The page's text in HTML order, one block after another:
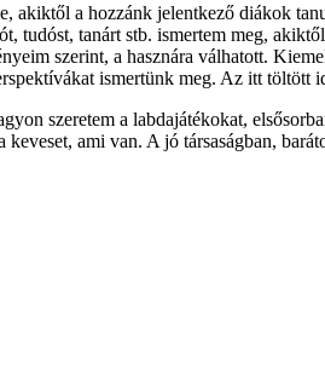
a hozzánk jelentkező diákok
tanárt stb. ismertem meg,
szerint, a hasznára válhatott.
ismertünk meg. Az itt töltött
szeretem a labdajátékokat,
ami van. A jó társaságban,